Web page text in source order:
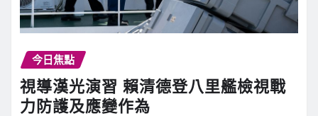
今日焦點
視導漢光演習 賴清德登八里艦檢視戰
力防護及應變作為